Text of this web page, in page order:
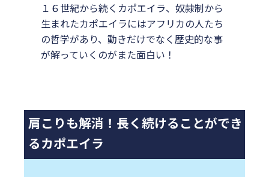
１６世紀から続くカポエイラ、奴隷制から
生まれたカポエイラにはアフリカの人たち
の哲学があり、動きだけでなく歴史的な事
が解っていくのがまた面白い！
肩こりも解消！長く続けることができ
るカポエイラ